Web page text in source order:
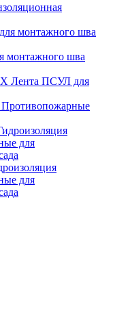
монтажного шва
Лента ПСУЛ для
Противопожарные
для